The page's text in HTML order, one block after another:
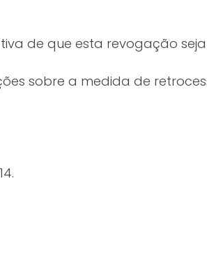
de que esta revogação
sobre a medida de